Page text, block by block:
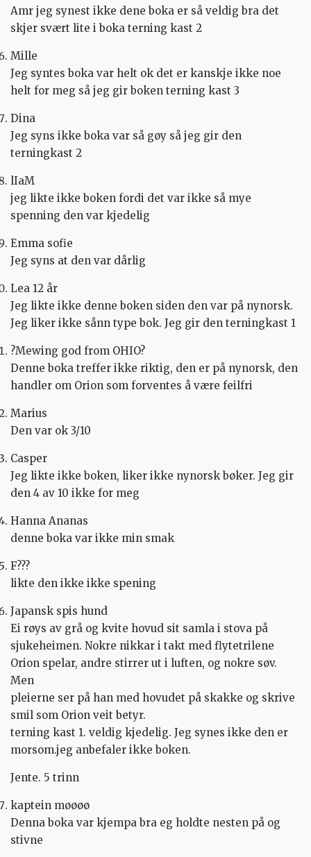
Amr jeg synest ikke dene boka er så veldig bra det
skjer svært lite i boka terning kast 2
Mille
Jeg syntes boka var helt ok det er kanskje ikke noe
helt for meg så jeg gir boken terning kast 3
Dina
Jeg syns ikke boka var så gøy så jeg gir den
terningkast 2
lIaM
jeg likte ikke boken fordi det var ikke så mye
spenning den var kjedelig
Emma sofie
Jeg syns at den var dårlig
Lea 12 år
Jeg likte ikke denne boken siden den var på nynorsk.
Jeg liker ikke sånn type bok. Jeg gir den terningkast 1
?Mewing god from OHIO?
Denne boka treffer ikke riktig, den er på nynorsk, den
handler om Orion som forventes å være feilfri
Marius
Den var ok 3/10
Casper
Jeg likte ikke boken, liker ikke nynorsk bøker. Jeg gir
den 4 av 10 ikke for meg
Hanna Ananas
denne boka var ikke min smak
F???
likte den ikke ikke spening
Japansk spis hund
Ei røys av grå og kvite hovud sit samla i stova på
sjukeheimen. Nokre nikkar i takt med flytetrilene
Orion spelar, andre stirrer ut i luften, og nokre søv.
Men
pleierne ser på han med hovudet på skakke og skrive
smil som Orion veit betyr.
terning kast 1. veldig kjedelig. Jeg synes ikke den er
morsom.jeg anbefaler ikke boken.
Jente. 5 trinn
kaptein møøøø
Denna boka var kjempa bra eg holdte nesten på og
stivne